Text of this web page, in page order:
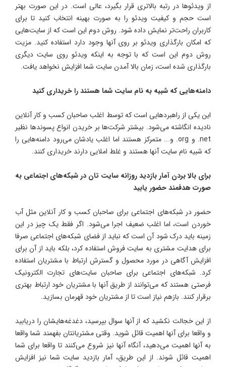
از ویدئوها در رتبه بالاتری قرار بگیرد، عالی است. در این صورت بهتر
است حجم و کیفیت ویدئو را به صورت بهینه انتخاب کنید تا برای
کاربران راحت‌تر نمایش داده شود. روش دوم این است که از سایت‌هایی
که امکان بارگذاری ویدئو بر روی آنها وجود دارد استفاده کنید. مزیت
روش دوم این است که با توجه به اینکه ویدئو روی سایت دیگری
بارگذاری شده است، زمان بالا آمدن سایت شما افزایش نخواهد یافت.
دامنه‌هایی که شبیه به نام سایت شما هستند را خریداری کنید
این یکی از راهبردهایی است که توسط اغلب صاحبان کسب‌ و کار آنلاین
نادیده انگاشته می‌شود. بیشتر شرکت‌ها بر خریدن انواع پسوندها نظیر
net. و org. و... متمرکز هستند اما اغلب یادشان می‌رود دامنه‌هایی را
که شبیه نام سایت آنها هستند و غلط املایی دارند خریداری کنند.
برای بالا بردن آمار بازدید روزانه سایت تان در شبکه‌های اجتماعی به
صورت هدفمند حضور یابید
حضور در شبکه‌های اجتماعی برای صاحبان کسب و کار آنلاین مثل آب
خوردن است، اما اغلب ضعیف اجرا می‌شود. اگر فقط یک چیز در این
زمینه باید درک شود آن است که نباید از فضای شبکه‌های اجتماعی صرفا
برای هدایت مشتری به سایت فروش استفاده کرد، بلکه باید از آن برای
افزایش آگاهی در مورد محصول و گسترش ارتباط با مشتریان استفاده
کرد. شبکه‌های اجتماعی برای صاحبان سایت‌های تجارت الکترونیک
فرصتی هستند که می‌توانند از طریق آنها با مشتریان خود ارتباط بهتری
برقرار کنند. بازهم نیاز است تا از مشتریان خود قهرمان بسازید.
از این خجالت نکشید که از آنها سوال بپرسید، دغدغه‌هایشان را دریابید
و واقعا برای آنها اهمیت قائل شوید. وقتی مشتریانتان بفهمند شما واقعا
به آنها اهمیت می‌دهید، آنگاه آنها نیز شروع می‌کنند تا واقعا برای شما
اهمیت قائل شوند. از این طریق، آمار بازدید سایت شما نیز افزایش